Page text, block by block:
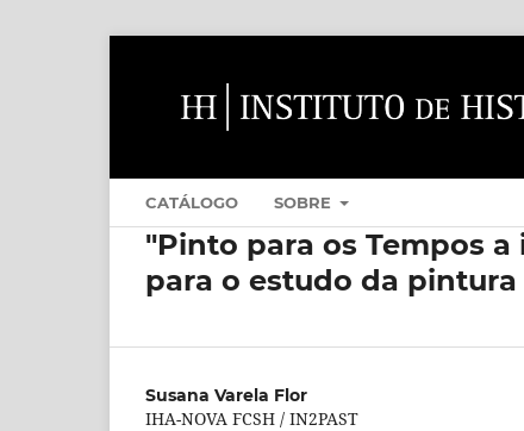
CATÁLOGO SOBRE
"Pinto para os Tempos
para o estudo da pintura
Susana Varela Flor
IHA-NOVA FCSH / IN2PAST